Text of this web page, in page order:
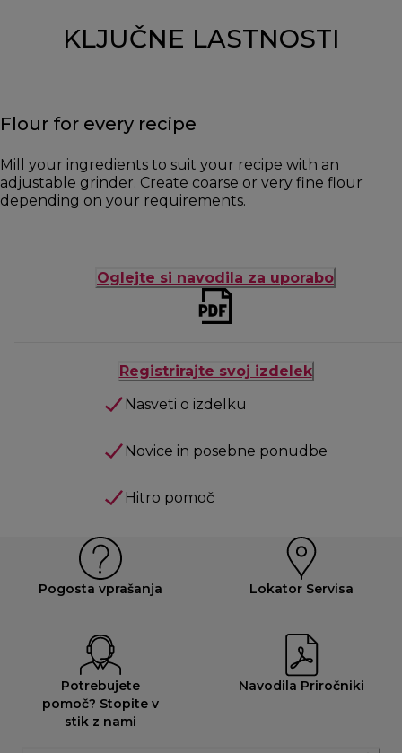
KLJUČNE LASTNOSTI
Flour for every recipe
Mill your ingredients to suit your recipe with an
adjustable grinder. Create coarse or very fine flour
depending on your requirements.
Oglejte si navodila za uporabo
Registrirajte svoj izdelek
Nasveti o izdelku
Novice in posebne ponudbe
Hitro pomoč
Pogosta vprašanja Lokator Servisa
Potrebujete
pomoč? Stopite v
stik z nami
Navodila Priročniki